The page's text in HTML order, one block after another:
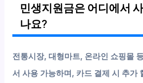
민생지원금은 어디에서
나요?
전통시장, 대형마트, 온라인 쇼핑몰
서 사용 가능하며, 카드 결제 시 추가